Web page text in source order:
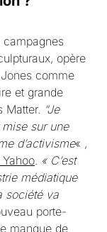
opère
comme
et grande
“Je
sur une
d’activisme« ,
« C’est
médiatique
société va
porte-
manque de